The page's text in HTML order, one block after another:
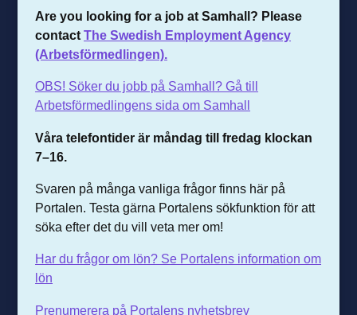
Are you looking for a job at Samhall? Please
contactThe Swedish Employment Agency
(Arbetsförmedlingen).
OBS! Söker du jobb på Samhall? Gå till
Arbetsförmedlingens sida om Samhall
Våra telefontider är måndag till fredag klockan
7–16.
Svaren på många vanliga frågor finns här på
Portalen. Testa gärna Portalens sökfunktion för att
söka efter det du vill veta mer om!
Har du frågor om lön? Se Portalens information om
lön
Prenumerera på Portalens nyhetsbrev